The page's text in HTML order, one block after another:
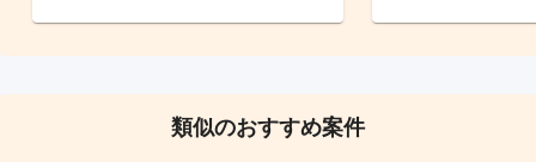
類似のおすすめ案件